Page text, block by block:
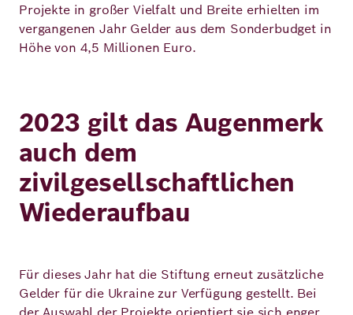
Projekte in großer Vielfalt und Breite erhielten im
vergangenen Jahr Gelder aus dem Sonderbudget in
Höhe von 4,5 Millionen Euro.
2023 gilt das Augenmerk
auch dem
zivilgesellschaftlichen
Wiederaufbau
Für dieses Jahr hat die Stiftung erneut zusätzliche
Gelder für die Ukraine zur Verfügung gestellt. Bei